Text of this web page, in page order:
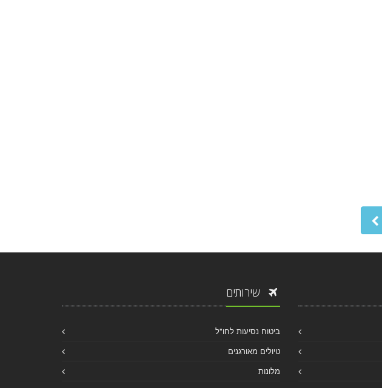
שירותים
ביטוח נסיעות לחו"ל
טיולים מאורגנים
מלונות